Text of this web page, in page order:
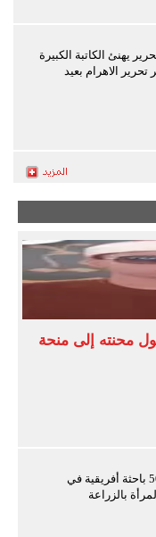
يهنئ الكاتبة الكبيرة
الاهرام بعيد
محنته إلى منحة
باحثة مصرية ضمن 50 باحثة أفريقية في
بالزراعة